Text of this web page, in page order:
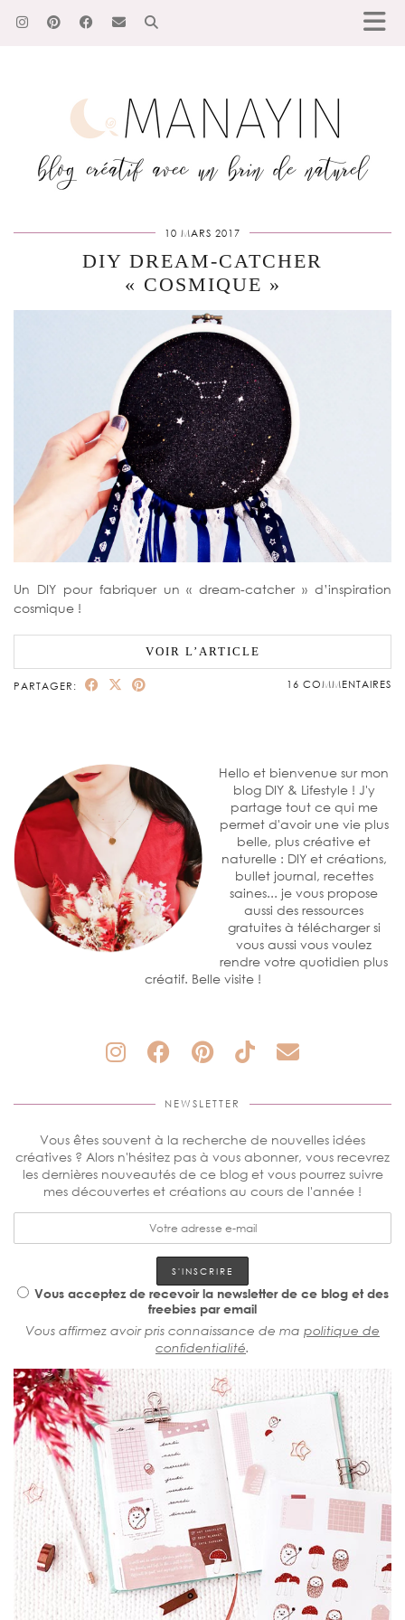
10 MARS 2017
DIY DREAM-CATCHER
« COSMIQUE »
Un DIY pour fabriquer un « dream-catcher » d’inspiration
cosmique !
VOIR L’ARTICLE
PARTAGER: 16 COMMENTAIRES
Hello et bienvenue sur mon
blog DIY & Lifestyle ! J'y
partage tout ce qui me
permet d'avoir une vie plus
belle, plus créative et
naturelle : DIY et créations,
bullet journal, recettes
saines... je vous propose
aussi des ressources
gratuites à télécharger si
vous aussi vous voulez
rendre votre quotidien plus
créatif. Belle visite !
NEWSLETTER
Vous êtes souvent à la recherche de nouvelles idées
créatives ? Alors n'hésitez pas à vous abonner, vous recevrez
les dernières nouveautés de ce blog et vous pourrez suivre
mes découvertes et créations au cours de l'année !
Vous acceptez de recevoir la newsletter de ce blog et des
freebies par email
Vous affirmez avoir pris connaissance de ma politique de
confidentialité.